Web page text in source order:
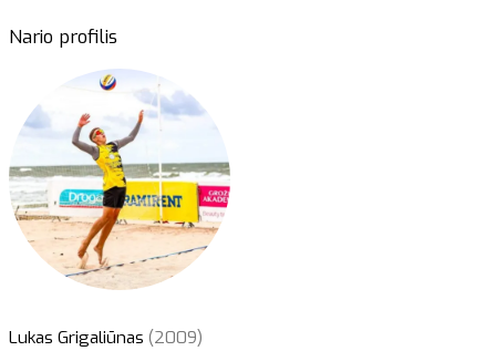
Nario profilis
Lukas Grigaliūnas (2009)